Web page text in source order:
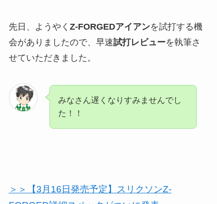
先日、ようやく Z-FORGEDアイアンを試打する機
会がありましたので、早速試打レビューを執筆さ
せていただきました。
みなさん遅くなりすみませんでし
た！！
＞＞【3月16日発売予定】スリクソンZ-